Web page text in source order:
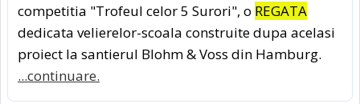
competitia "Trofeul celor 5 Surori", o REGATA
dedicata velierelor-scoala construite dupa acelasi
proiect la santierul Blohm & Voss din Hamburg.
...continuare.